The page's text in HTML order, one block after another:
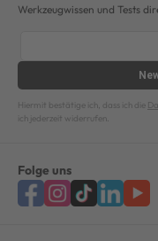
Werkzeugwissen und Tests
Hiermit bestätige ich, dass ich die
ich jederzeit widerrufen.
Folge uns